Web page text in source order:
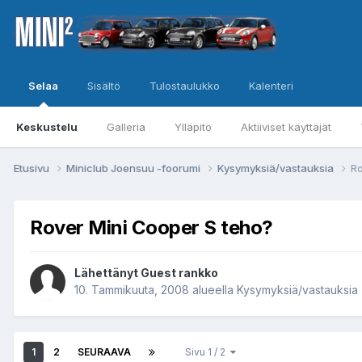
Selaa
Keskustelu Galleria Ylläpito Aktiiviset käyttäjät
Sisältö Tulostaulukko Kalenteri
Etusivu Miniclub Joensuu -foorumi Kysymyksiä/vastauksia
Rover Mini Cooper S teho?
Lähettänyt Guest rankko
10. Tammikuuta, 2008 alueella Kysymyksiä/vastauksia
1 2 SEURAAVA Sivu 1 / 2